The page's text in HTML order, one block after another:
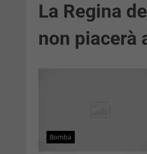
La Regina
non piacerà
Bomba